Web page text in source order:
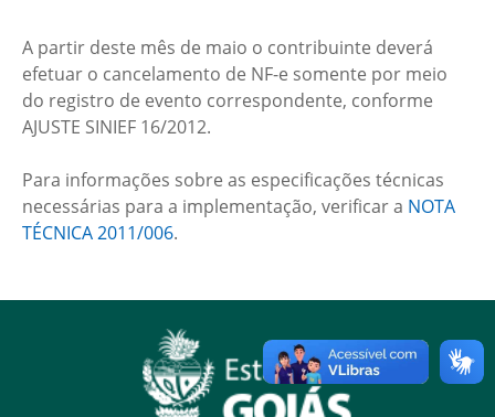
A partir deste mês de maio o contribuinte deverá
efetuar o cancelamento de NF-e somente por meio
do registro de evento correspondente, conforme
AJUSTE SINIEF 16/2012.
Para informações sobre as especificações técnicas
necessárias para a implementação, verificar a NOTA
TÉCNICA 2011/006.